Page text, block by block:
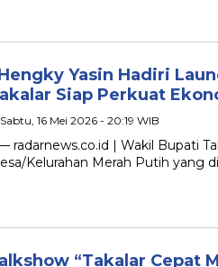
Yasin Hadiri
Siap Perkuat
16 Mei 2026 - 20:19 WIB
radarnews.co.id | Wakil Bupati
Kelurahan Merah Putih yang
“Takalar Cepat